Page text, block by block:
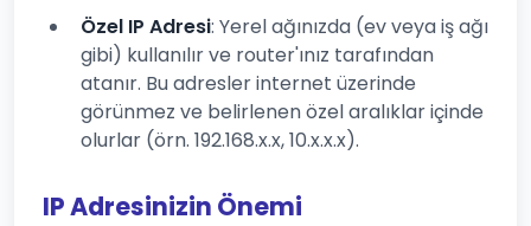
Özel IP Adresi: Yerel ağınızda (ev veya iş ağı
gibi) kullanılır ve router'ınız tarafından
atanır. Bu adresler internet üzerinde
görünmez ve belirlenen özel aralıklar içinde
olurlar (örn. 192.168.x.x, 10.x.x.x).
IP Adresinizin Önemi